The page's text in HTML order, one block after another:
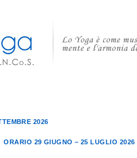
2026
ORARIO 29 GIUGNO – 25 LUGLIO 2026